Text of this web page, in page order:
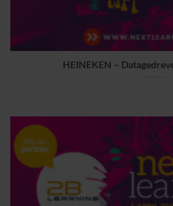
HEINEKEN –